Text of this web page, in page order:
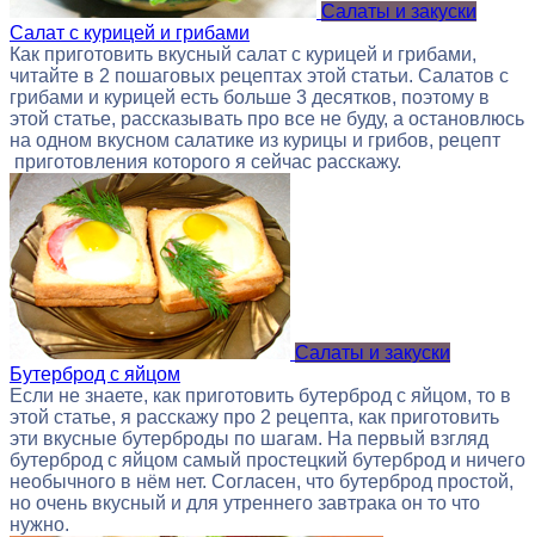
Салаты и закуски
Салат с курицей и грибами
Как приготовить вкусный салат с курицей и грибами,
читайте в 2 пошаговых рецептах этой статьи. Салатов с
грибами и курицей есть больше 3 десятков, поэтому в
этой статье, рассказывать про все не буду, а остановлюсь
на одном вкусном салатике из курицы и грибов, рецепт
приготовления которого я сейчас расскажу.
Салаты и закуски
Бутерброд с яйцом
Если не знаете, как приготовить бутерброд с яйцом, то в
этой статье, я расскажу про 2 рецепта, как приготовить
эти вкусные бутерброды по шагам. На первый взгляд
бутерброд с яйцом самый простецкий бутерброд и ничего
необычного в нём нет. Согласен, что бутерброд простой,
но очень вкусный и для утреннего завтрака он то что
нужно.